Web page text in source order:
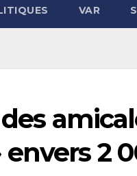
VAR
envers 2